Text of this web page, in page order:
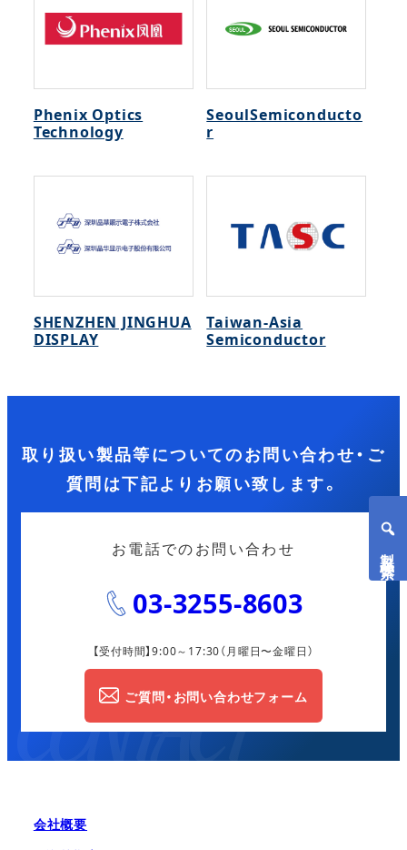
Phenix Optics
Technology
SeoulSemiconducto
r
SHENZHEN JINGHUA
DISPLAY
Taiwan-Asia
Semiconductor
取り扱い製品等についてのお問い合わせ・ご
質問は下記よりお願い致します。
お電話でのお問い合わせ
03-3255-8603
【受付時間】9:00～17:30（月曜日〜金曜日）
ご質問・お問い合わせフォーム
会社概要